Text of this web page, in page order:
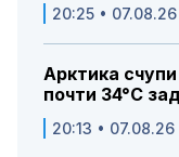
20:25 • 07.08.26
Арктика
почти 34°C
20:13 • 07.08.26